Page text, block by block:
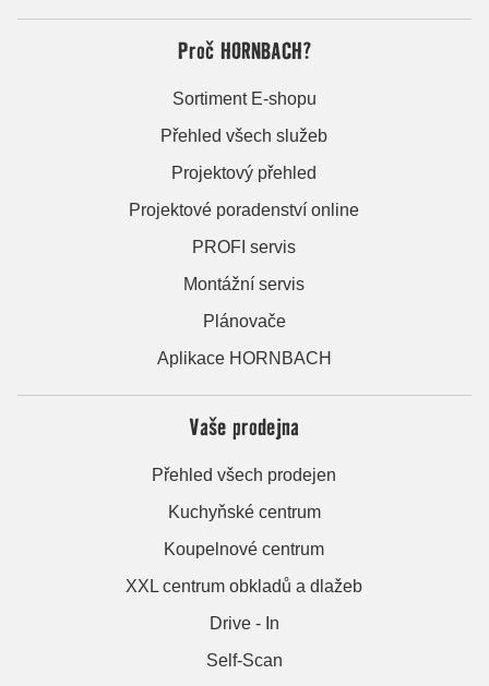
Proč HORNBACH?
Sortiment E-shopu
Přehled všech služeb
Projektový přehled
Projektové poradenství online
PROFI servis
Montážní servis
Plánovače
Aplikace HORNBACH
Vaše prodejna
Přehled všech prodejen
Kuchyňské centrum
Koupelnové centrum
XXL centrum obkladů a dlažeb
Drive - In
Self-Scan